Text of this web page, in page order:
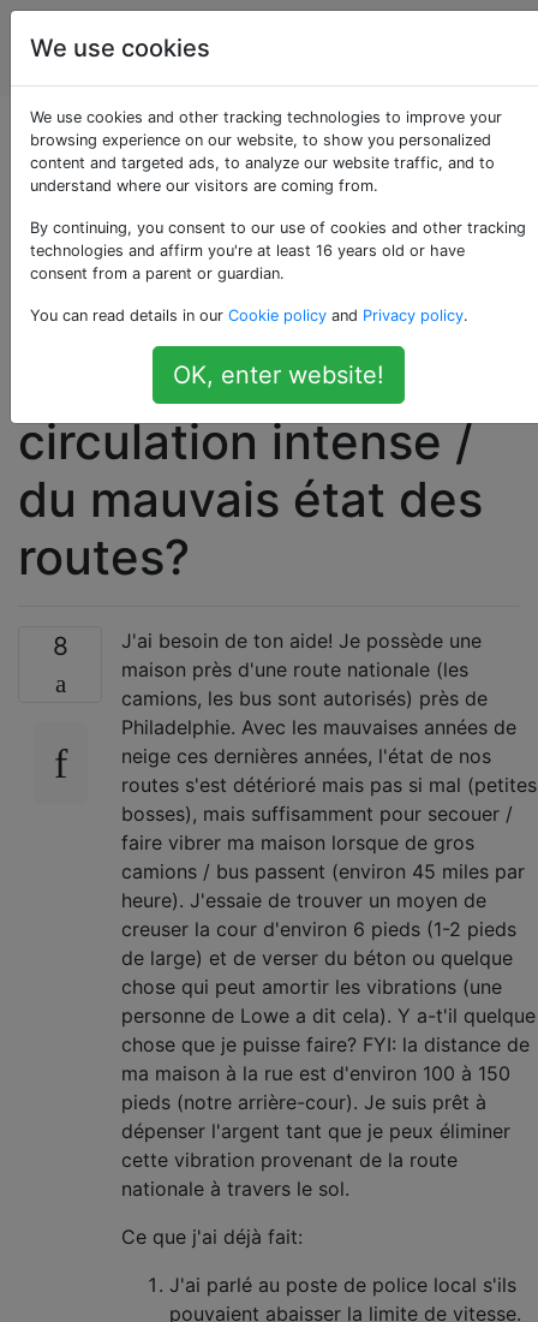
Amélioration
de l'habitat
Comment puis-je
éliminer les
tremblements à la
maison causés par
les vibrations de la
circulation intense /
du mauvais état des
routes?
8
J'ai besoin de ton aide! Je possède une
maison près d'une route nationale (les
camions, les bus sont autorisés) près de
Philadelphie. Avec les mauvaises années de
neige ces dernières années, l'état de nos
routes s'est détérioré mais pas si mal (petites
bosses), mais suffisamment pour secouer /
faire vibrer ma maison lorsque de gros
camions / bus passent (environ 45 miles par
heure). J'essaie de trouver un moyen de
creuser la cour d'environ 6 pieds (1-2 pieds
de large) et de verser du béton ou quelque
chose qui peut amortir les vibrations (une
personne de Lowe a dit cela). Y a-t'il quelque
chose que je puisse faire? FYI: la distance de
ma maison à la rue est d'environ 100 à 150
pieds (notre arrière-cour). Je suis prêt à
dépenser l'argent tant que je peux éliminer
cette vibration provenant de la route
nationale à travers le sol.
Ce que j'ai déjà fait:
J'ai parlé au poste de police local s'ils
pouvaient abaisser la limite de vitesse.
We use cookies
We use cookies and other tracking technologies to improve your
browsing experience on our website, to show you personalized
content and targeted ads, to analyze our website traffic, and to
understand where our visitors are coming from.
By continuing, you consent to our use of cookies and other tracking
technologies and affirm you're at least 16 years old or have
consent from a parent or guardian.
You can read details in our Cookie policy and Privacy policy.
OK, enter website!